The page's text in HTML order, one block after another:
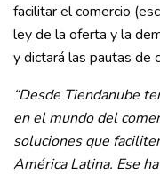
facilitar el comercio
ley de la oferta y la
y dictará las pautas de
“Desde Tiendanube
en el mundo del
soluciones que
América Latina. Ese